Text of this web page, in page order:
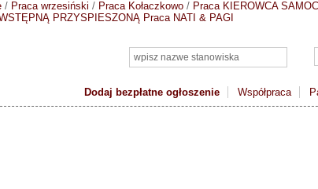
Dodaj bezpłatne ogłoszenie Współpraca
/ Praca wrzesiński / Praca Kołaczkowo / Praca KIEROWCA
PRZYSPIESZONĄ Praca NATI & PAGI